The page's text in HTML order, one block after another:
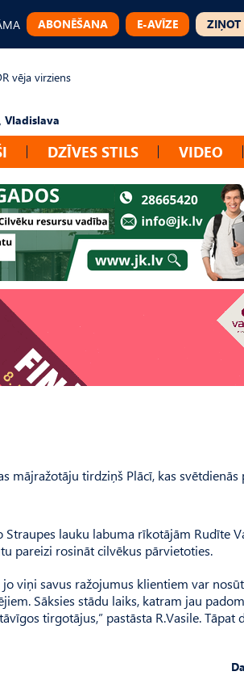
ABONĒŠANA E-AVĪZE ZIŅOT
vēja virziens
Vladislava
DZĪVES STILS VIDEO
mājražotāju tirdziņš Plācī, kas svētdienās
lauku labuma rīkotājām Rudīte
pareizi rosināt cilvēkus pārvietoties.
viņi savus ražojumus klientiem var
Sāksies stādu laiks, katram jau
tirgotājus,” pastāsta R.Vasile. Tāpat